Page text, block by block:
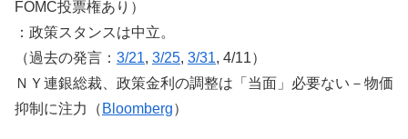
FOMC投票権あり）
：政策スタンスは中立。
（過去の発言： 3/21, 3/25, 3/31, 4/11）
ＮＹ連銀総裁、政策金利の調整は「当面」必要ない－物価
抑制に注力（ Bloomberg）